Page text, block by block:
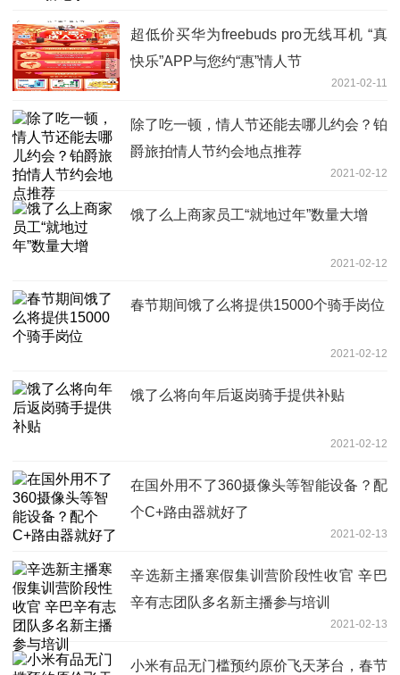
超低价买华为freebuds pro无线耳机 “真
快乐”APP与您约“惠”情人节
2021-02-11
除了吃一顿，情人节还能去哪儿约会？铂
爵旅拍情人节约会地点推荐
2021-02-12
饿了么上商家员工“就地过年”数量大增
2021-02-12
春节期间饿了么将提供15000个骑手岗位
2021-02-12
饿了么将向年后返岗骑手提供补贴
2021-02-12
在国外用不了360摄像头等智能设备？配
个C+路由器就好了
2021-02-13
辛选新主播寒假集训营阶段性收官 辛巴
辛有志团队多名新主播参与培训
2021-02-13
小米有品无门槛预约原价飞天茅台，春节